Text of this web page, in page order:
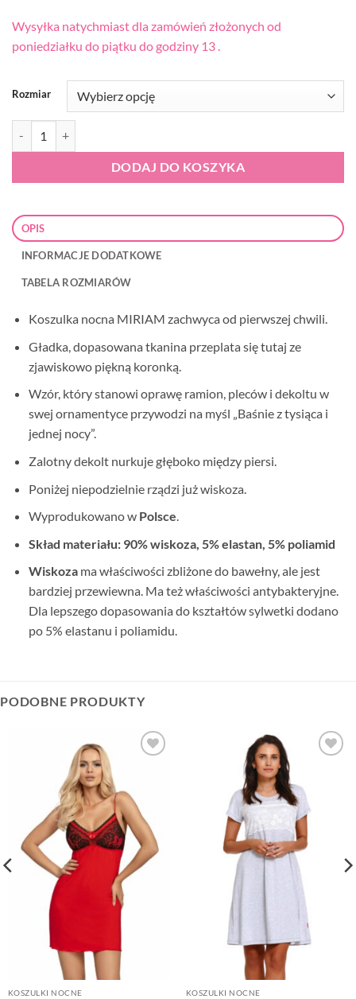
Wysyłka natychmiast dla zamówień złożonych od
poniedziałku do piątku do godziny 13 .
Rozmiar
DODAJ DO KOSZYKA
OPIS
INFORMACJE DODATKOWE
TABELA ROZMIARÓW
Koszulka nocna MIRIAM zachwyca od pierwszej chwili.
Gładka, dopasowana tkanina przeplata się tutaj ze
zjawiskowo piękną koronką.
Wzór, który stanowi oprawę ramion, pleców i dekoltu w
swej ornamentyce przywodzi na myśl „Baśnie z tysiąca i
jednej nocy”.
Zalotny dekolt nurkuje głęboko między piersi.
Poniżej niepodzielnie rządzi już wiskoza.
Wyprodukowano w Polsce.
Skład materiału: 90% wiskoza, 5% elastan, 5% poliamid
Wiskozama właściwości zbliżone do bawełny, ale jest
bardziej przewiewna. Ma też właściwości antybakteryjne.
Dla lepszego dopasowania do kształtów sylwetki dodano
po 5% elastanu i poliamidu.
PODOBNE PRODUKTY
KOSZULKI NOCNE KOSZULKI NOCNE